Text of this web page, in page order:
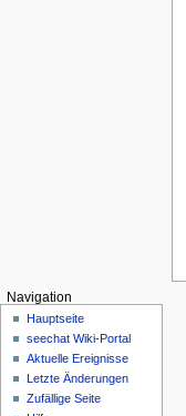
Navigation
Hauptseite
seechat Wiki-Portal
Aktuelle Ereignisse
Letzte Änderungen
Zufällige Seite